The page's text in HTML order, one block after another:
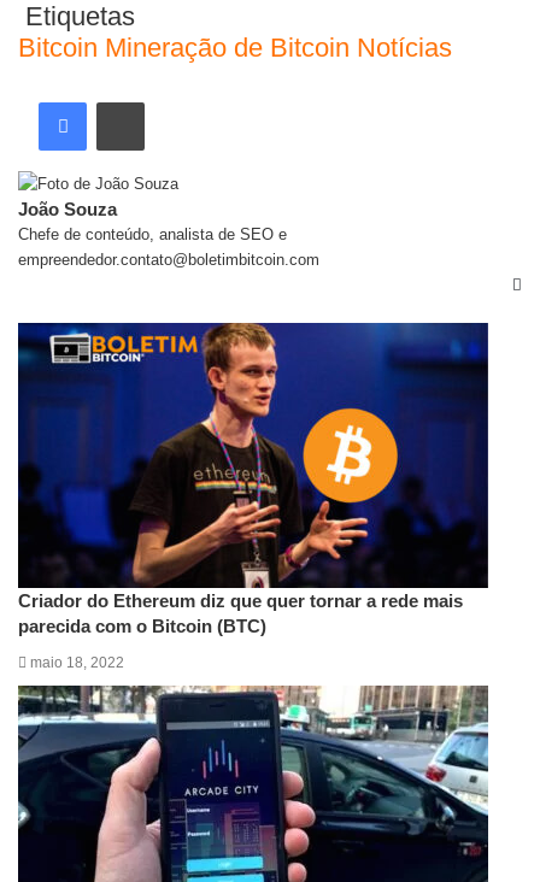
Etiquetas
Bitcoin Mineração de Bitcoin Notícias
João Souza
Chefe de conteúdo, analista de SEO e
empreendedor.contato@boletimbitcoin.com
Criador do Ethereum diz que quer tornar a rede mais
parecida com o Bitcoin (BTC)
maio 18, 2022